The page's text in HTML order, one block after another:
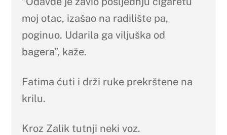
moj otac, izašao na radilište pa,
poginuo. Udarila ga viljuška od
bagera”, kaže.
Fatima ćuti i drži ruke prekrštene na
krilu.
Kroz Zalik tutnji neki voz.